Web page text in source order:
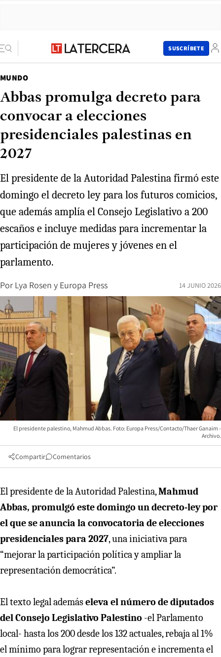
SUSCRÍBETE
MUNDO
Abbas promulga decreto para
convocar a elecciones
presidenciales palestinas en
2027
El presidente de la Autoridad Palestina firmó este
domingo el decreto ley para los futuros comicios,
que además amplía el Consejo Legislativo a 200
escaños e incluye medidas para incrementar la
participación de mujeres y jóvenes en el
parlamento.
Por Lya Rosen y Europa Press 14 JUNIO 2026
El presidente palestino, Mahmud Abbas. Foto: Europa Press/Contacto/Thaer Ganaim -
Archivo.
Compartir Comentarios
El presidente de la Autoridad Palestina,Mahmud
Abbas, promulgó este domingo un decreto-ley por
el que se anuncia la convocatoria de elecciones
presidenciales para 2027, una iniciativa para
“mejorar la participación política y ampliar la
representación democrática”.
El texto legal ademáseleva el número de diputados
del Consejo Legislativo Palestino -el Parlamento
local- hasta los 200 desde los 132 actuales, rebaja al 1%
el mínimo para lograr representación e incrementa el